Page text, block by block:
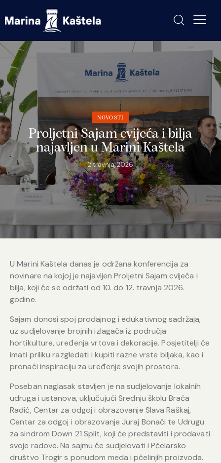
NOVOSTI
Proljetni Sajam cvijeća i bilja
najavljen u Marini Kaštela
2 travnja, 2026
U Marini Kaštela danas je održana konferencija za
novinare na kojoj je najavljen Proljetni Sajam cvijeća i
bilja, koji će se održati od 10. do 12. travnja 2026.
godine.
Sajam donosi spoj prodajnog i edukativnog sadržaja,
uz sudjelovanje brojnih izlagača iz područja
hortikulture, uređenja vrtova i dekoracije. Posjetitelji će
imati priliku razgledati i kupiti razne vrste biljaka, kao i
pronaći inspiraciju za uređenje svojih prostora.
Poseban naglasak stavljen je na sudjelovanje lokalnih
udruga i ustanova, uključujući Srednju školu Braća
Radić, Centar za odgoj i obrazovanje Slava Raškaj,
Centar za odgoj i obrazovanje Juraj Bonači te Udrugu
za sindrom Down 21 Split, koji će predstaviti i prodavati
svoje radove. Na sajmu će sudjelovati i Pčelarsko
društvo Trogir s ponudom meda i pčelinjih proizvoda.